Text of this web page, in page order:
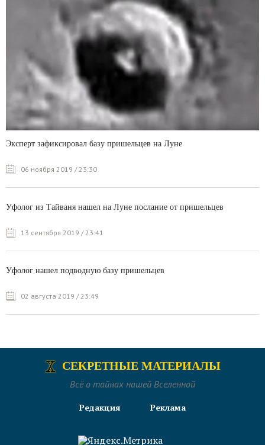
Эксперт зафиксировал базу пришельцев на Луне
06 ноября 2019 / 23:30
Уфолог из Тайваня нашел на Луне послание от пришельцев
13 сентября 2019 / 23:41
Уфолог нашел подводную базу пришельцев
02 августа 2019 / 23:49
СЕКРЕТНЫЕ МАТЕРИАЛЫ
Всё о тайнах нашей Вселенной
Редакция Реклама